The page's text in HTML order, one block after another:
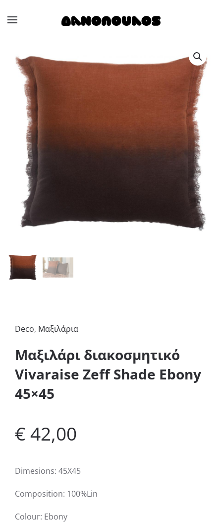
Skip to main content
Deco, Μαξιλάρια
Μαξιλάρι διακοσμητικό
Vivaraise Zeff Shade Ebony
45×45
€ 42,00
Dimesions: 45X45
Composition: 100%Lin
Colour: Ebony